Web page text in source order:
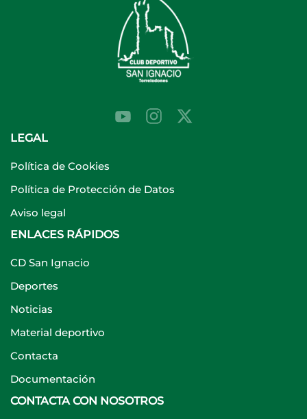
LEGAL
Política de Cookies
Política de Protección de Datos
Aviso legal
ENLACES RÁPIDOS
CD San Ignacio
Deportes
Noticias
Material deportivo
Contacta
Documentación
CONTACTA CON NOSOTROS